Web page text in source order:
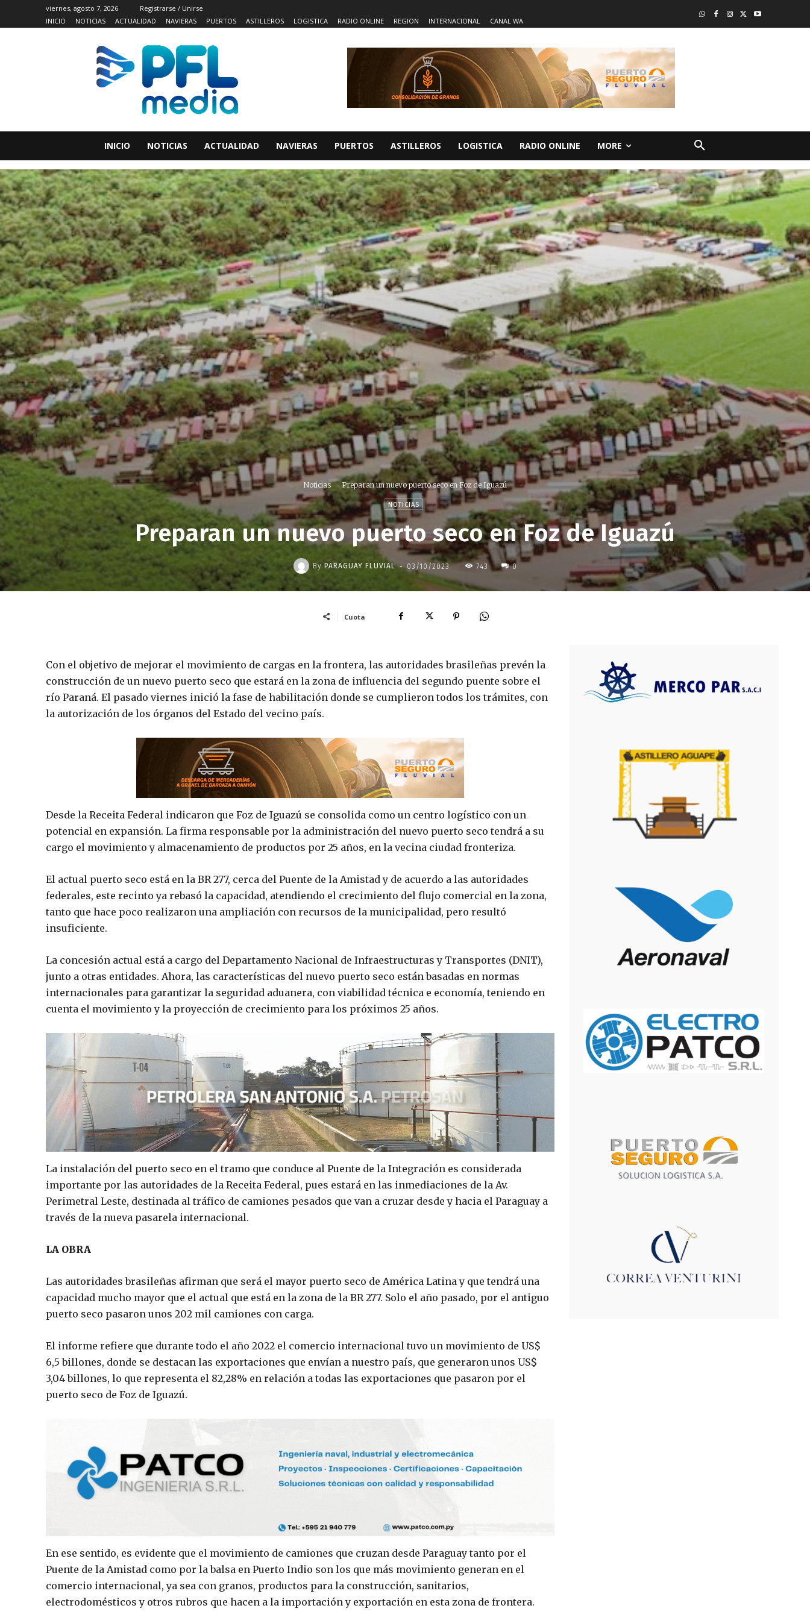
viernes, agosto 7, 2026
Registrarse / Unirse
INICIO
NOTICIAS ACTUALIDAD NAVIERAS PUERTOS ASTILLEROS LOGISTICA RADIO ONLINE REGION INTERNACIONAL CANAL WA
INICIO NOTICIAS ACTUALIDAD NAVIERAS PUERTOS ASTILLEROS LOGISTICA RADIO ONLINE MORE
Noticias Preparan un nuevo puerto seco en Foz de Iguazú
NOTICIAS
Preparan un nuevo puerto seco en Foz de Iguazú
By PARAGUAY FLUVIAL - 03/10/2023 743 0
Cuota
Con el objetivo de mejorar el movimiento de cargas en la frontera, las autoridades brasileñas prevén la
construcción de un nuevo puerto seco que estará en la zona de influencia del segundo puente sobre el
río Paraná. El pasado viernes inició la fase de habilitación donde se cumplieron todos los trámites, con
la autorización de los órganos del Estado del vecino país.
Desde la Receita Federal indicaron que Foz de Iguazú se consolida como un centro logístico con un
potencial en expansión. La firma responsable por la administración del nuevo puerto seco tendrá a su
cargo el movimiento y almacenamiento de productos por 25 años, en la vecina ciudad fronteriza.
El actual puerto seco está en la BR 277, cerca del Puente de la Amistad y de acuerdo a las autoridades
federales, este recinto ya rebasó la capacidad, atendiendo el crecimiento del flujo comercial en la zona,
tanto que hace poco realizaron una ampliación con recursos de la municipalidad, pero resultó
insuficiente.
La concesión actual está a cargo del Departamento Nacional de Infraestructuras y Transportes (DNIT),
junto a otras entidades. Ahora, las características del nuevo puerto seco están basadas en normas
internacionales para garantizar la seguridad aduanera, con viabilidad técnica e economía, teniendo en
cuenta el movimiento y la proyección de crecimiento para los próximos 25 años.
La instalación del puerto seco en el tramo que conduce al Puente de la Integración es considerada
importante por las autoridades de la Receita Federal, pues estará en las inmediaciones de la Av.
Perimetral Leste, destinada al tráfico de camiones pesados que van a cruzar desde y hacia el Paraguay a
través de la nueva pasarela internacional.
LA OBRA
Las autoridades brasileñas afirman que será el mayor puerto seco de América Latina y que tendrá una
capacidad mucho mayor que el actual que está en la zona de la BR 277. Solo el año pasado, por el antiguo
puerto seco pasaron unos 202 mil camiones con carga.
El informe refiere que durante todo el año 2022 el comercio internacional tuvo un movimiento de US$
6,5 billones, donde se destacan las exportaciones que envían a nuestro país, que generaron unos US$
3,04 billones, lo que representa el 82,28% en relación a todas las exportaciones que pasaron por el
puerto seco de Foz de Iguazú.
En ese sentido, es evidente que el movimiento de camiones que cruzan desde Paraguay tanto por el
Puente de la Amistad como por la balsa en Puerto Indio son los que más movimiento generan en el
comercio internacional, ya sea con granos, productos para la construcción, sanitarios,
electrodomésticos y otros rubros que hacen a la importación y exportación en esta zona de frontera.